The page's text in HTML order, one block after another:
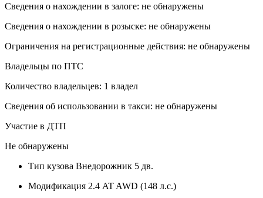
Сведения о нахождении в залоге: не обнаружены
Сведения о нахождении в розыске: не обнаружены
Ограничения на регистрационные действия: не обнаружены
Владельцы по ПТС
Количество владельцев: 1 владел
Сведения об использовании в такси: не обнаружены
Участие в ДТП
Не обнаружены
Тип кузова Внедорожник 5 дв.
Модификация 2.4 AT AWD (148 л.с.)